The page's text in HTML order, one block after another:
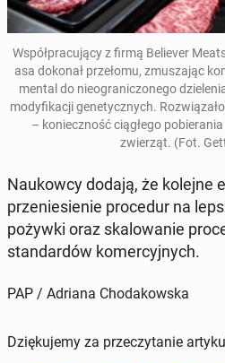
Współpracu­ją­cy z firmą Be­liev­er
asa dokonał przeło­mu, zmusza­jąc
men­tal do nieogranic­zonego
mody­fikacji gene­ty­cznych.
– konieczność ciągłego
zwierząt. (Fot.
Naukow­cy dodają, że kolejne
prze­niesie­nie pro­ce­dur na
pożywki oraz skalowanie
stan­dard­ów komer­cyjnych.
PAP / Adriana Chodakowska
Dziękujemy za przeczytanie